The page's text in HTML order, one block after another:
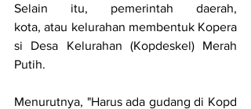
Selain itu, pemerintah daerah,
kota, atau kelurahan membentuk Kopera
si Desa Kelurahan (Kopdeskel) Merah
Putih.
Menurutnya, "Harus ada gudang di Kopd